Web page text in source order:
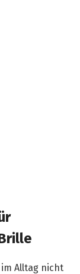
Alltag nicht